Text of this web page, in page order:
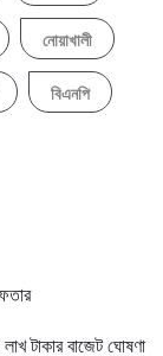
নোয়াখালী
বিএনপি
টাকার বাজেট ঘোষণা